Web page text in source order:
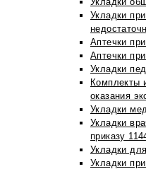
Укладки
Аптечки
Аптечки
Укладки
Комплекты
оказания
Укладки
Укладки
приказу
Укладки
Укладки